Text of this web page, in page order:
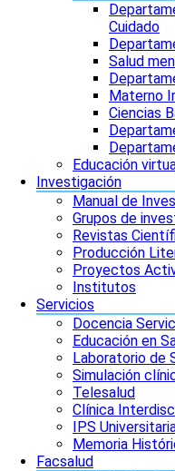
Cuidado
Salud
Materno
Ciencias
Educación
Investigación
Manual de
Grupos de
Revistas
Producción
Proyectos
Institutos
Servicios
Docencia
Educación en
Laboratorio de
Simulación
Telesalud
Clínica
IPS
Memoria
Facsalud